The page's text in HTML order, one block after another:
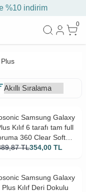
0
Samsung Galaxy
Kılıf 6 tarafı tam full
360 Clear Soft
Şeffaf
TL354,00 TL
Samsung Galaxy
Plus Kılıf Deri Dokulu